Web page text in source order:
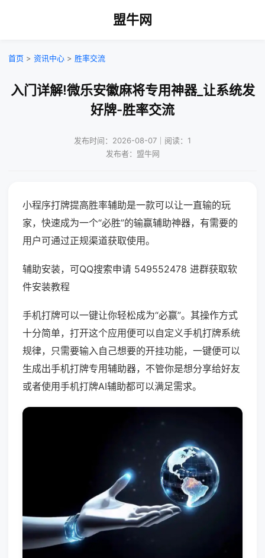
盟牛网
首页 > 资讯中心 > 胜率交流
入门详解!微乐安徽麻将专用神器_让系统发
好牌-胜率交流
发布时间：2026-08-07｜阅读：1
发布者：盟牛网
小程序打牌提高胜率辅助是一款可以让一直输的玩
家，快速成为一个“必胜”的输赢辅助神器，有需要的
用户可通过正规渠道获取使用。
辅助安装，可QQ搜索申请 549552478 进群获取软
件安装教程
手机打牌可以一键让你轻松成为“必赢”。其操作方式
十分简单，打开这个应用便可以自定义手机打牌系统
规律，只需要输入自己想要的开挂功能，一键便可以
生成出手机打牌专用辅助器，不管你是想分享给好友
或者使用手机打牌AI辅助都可以满足需求。